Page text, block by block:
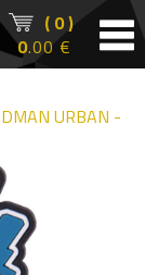
( 0 )
0.00 €
URBAN -